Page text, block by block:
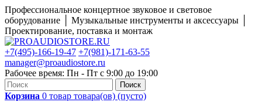
Профессиональное концертное звуковое и световое
оборудование │ Музыкальные инструменты и аксессуары │
Проектирование, поставка и монтаж
+7(495)-166-19-47 +7(981)-171-63-55
manager@proaudiostore.ru
Рабочее время: Пн - Пт с 9:00 до 19:00
Поиск
Корзина 0 товар товара(ов) (пусто)